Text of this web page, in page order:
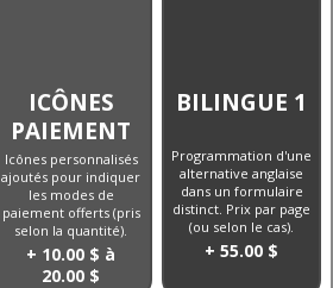
ICÔNES
PAIEMENT
Icônes personnalisés
ajoutés pour indiquer
les modes de
paiement offerts (pris
selon la quantité).
+ 10.00 $ à
20.00 $
BILINGUE 1
Programmation d'une
alternative anglaise
dans un formulaire
distinct. Prix par page
(ou selon le cas).
+ 55.00 $